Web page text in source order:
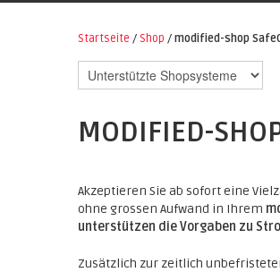
Startseite / Shop /modified-shop
MODIFIED-
Akzeptieren Sie ab sofort eine
ohne grossen Aufwand in Ihrem
unterstützen die Vorgaben zu
Zusätzlich zur zeitlich